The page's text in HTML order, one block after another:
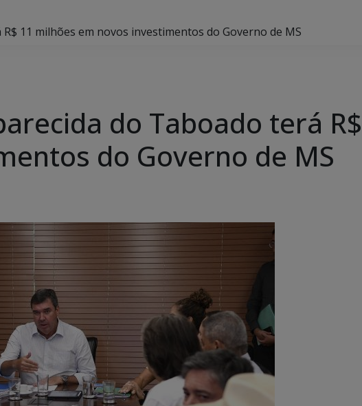
11 milhões em novos investimentos do Governo de MS
do Taboado terá
do Governo de MS